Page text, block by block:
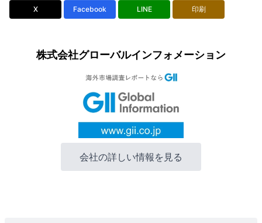
X Facebook LINE 印刷
株式会社グローバルインフォメーション
会社の詳しい情報を見る